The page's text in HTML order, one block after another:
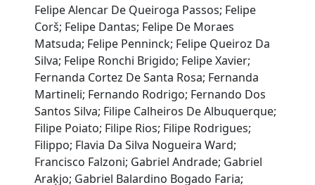
Felipe Alencar De Queiroga Passos; Felipe
Corš; Felipe Dantas; Felipe De Moraes
Matsuda; Felipe Penninck; Felipe Queiroz Da
Silva; Felipe Ronchi Brigido; Felipe Xavier;
Fernanda Cortez De Santa Rosa; Fernanda
Martineli; Fernando Rodrigo; Fernando Dos
Santos Silva; Filipe Calheiros De Albuquerque;
Filipe Poiato; Filipe Rios; Filipe Rodrigues;
Filippo; Flavia Da Silva Nogueira Ward;
Francisco Falzoni; Gabriel Andrade; Gabriel
Araķjo; Gabriel Balardino Bogado Faria;